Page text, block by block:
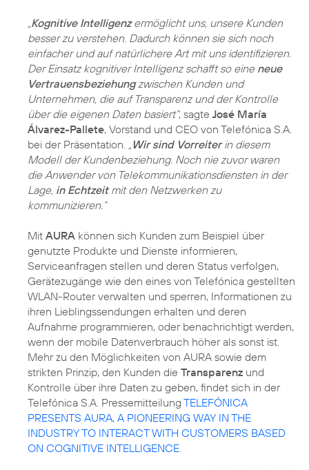
Kognitive Intelligenzermöglicht uns, unsere Kunden
besser zu verstehen. Dadurch können sie sich noch
einfacher und auf natürlichere Art mit uns identifizieren.
Der Einsatz kognitiver Intelligenz schafft so eine neue
Vertrauensbeziehungzwischen Kunden und
Unternehmen, die auf Transparenz und der Kontrolle
über die eigenen Daten basiert“, sagte José María
Álvarez-Pallete, Vorstand und CEO von Telefónica S.A.
bei der Präsentation.
Wir sind Vorreiterin diesem
Modell der Kundenbeziehung. Noch nie zuvor waren
die Anwender von Telekommunikationsdiensten in der
Lage, in Echtzeitmit den Netzwerken zu
kommunizieren.“
Mit AURA können sich Kunden zum Beispiel über
genutzte Produkte und Dienste informieren,
Serviceanfragen stellen und deren Status verfolgen,
Gerätezugänge wie den eines von Telefónica gestellten
WLAN-Router verwalten und sperren, Informationen zu
ihren Lieblingssendungen erhalten und deren
Aufnahme programmieren, oder benachrichtigt werden,
wenn der mobile Datenverbrauch höher als sonst ist.
Mehr zu den Möglichkeiten von AURA sowie dem
strikten Prinzip, den Kunden die Transparenz und
Kontrolle über ihre Daten zu geben, findet sich in der
Telefónica S.A. Pressemitteilung TELEFÓNICA
PRESENTS AURA, A PIONEERING WAY IN THE
INDUSTRY TO INTERACT WITH CUSTOMERS BASED
ON COGNITIVE INTELLIGENCE